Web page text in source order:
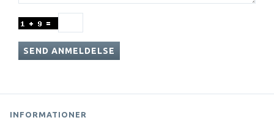
SEND ANMELDELSE
INFORMATIONER